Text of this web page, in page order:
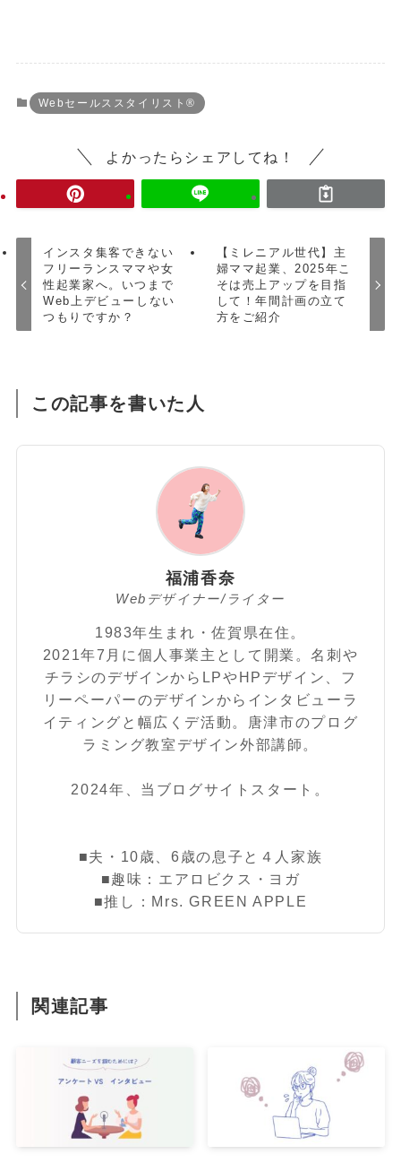
Webセールススタイリスト®︎
よかったらシェアしてね！
インスタ集客できない
フリーランスママや女
性起業家へ。いつまで
Web上デビューしない
つもりですか？
【ミレニアル世代】主
婦ママ起業、2025年こ
そは売上アップを目指
して！年間計画の立て
方をご紹介
この記事を書いた人
福浦香奈
Webデザイナー/ライター
1983年生まれ・佐賀県在住。
2021年7月に個人事業主として開業。名刺や
チラシのデザインからLPやHPデザイン、フ
リーペーパーのデザインからインタビューラ
イティングと幅広くデ活動。唐津市のプログ
ラミング教室デザイン外部講師。
2024年、当ブログサイトスタート。
■夫・10歳、6歳の息子と４人家族
■趣味：エアロビクス・ヨガ
■推し：Mrs. GREEN APPLE
関連記事